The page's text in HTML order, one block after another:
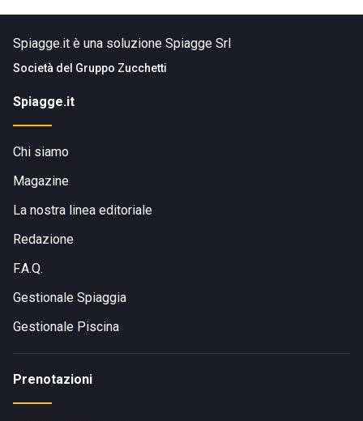
Spiagge.it è una soluzione Spiagge Srl
Società del Gruppo Zucchetti
Spiagge.it
Chi siamo
Magazine
La nostra linea editoriale
Redazione
F.A.Q.
Gestionale Spiaggia
Gestionale Piscina
Prenotazioni